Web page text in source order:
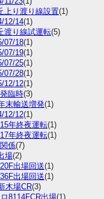
上り渡り線設置(1)
12/14(1)
渡り線試運転(5)
07/18(1)
07/19(1)
07/25(1)
07/28(1)
12/12(1)
臨時(3)
末輸送増発(1)
12/12(1)
年終夜運転(1)
年終夜運転(1)
係(7)
場(2)
出場回送(1)
出場回送(1)
木場CR(3)
ロ8114FCR出場(1)